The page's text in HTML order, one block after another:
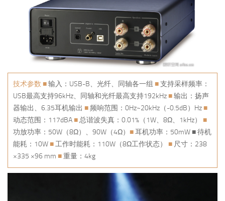
技术参数 ■输入：USB-B、光纤、同轴各一组 ■支持采样频率：
USB最高支持96kHz、同轴和光纤最高支持192kHz■输出：扬声
器输出、6.35耳机输出 ■频响范围：0Hz~20kHz（-0.5dB）Hz■
动态范围：117dBA■总谐波失真：0.01%（1W、8Ω、1kHz） ■
功放功率：50W（8Ω）、90W（4Ω） ■耳机功率：50mW ■ 待机
能耗：10W■工作时能耗：110W（8Ω工作状态） ■ 尺寸：238
×335 ×96 mm ■重量：4kg